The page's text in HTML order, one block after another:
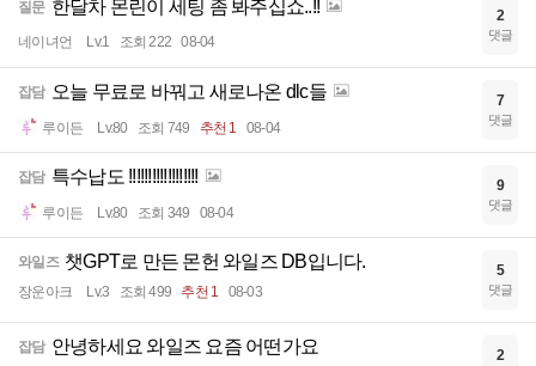
질문 한달차 몬린이 세팅 좀 봐주십쇼..!!
네이녀언 Lv.1 조회 222 08-04
2
댓글
잡담 오늘 무료로 바꿔고 새로나온 dlc들
루이든 Lv.80 조회 749 추천 1 08-04
7
댓글
잡담 특수납도 !!!!!!!!!!!!!!!!!!
루이든 Lv.80 조회 349 08-04
9
댓글
와일즈 챗GPT로 만든 몬헌 와일즈 DB입니다.
장운아크 Lv.3 조회 499 추천 1 08-03
5
댓글
잡담 안녕하세요 와일즈 요즘 어떤가요 2